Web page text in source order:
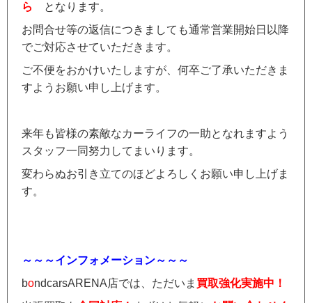
ら
となります。
お問合せ等の返信につきましても通常営業開始日以降
でご対応させていただきます。
ご不便をおかけいたしますが、何卒ご了承いただきま
すようお願い申し上げます。
来年も皆様の素敵なカーライフの一助となれますよう
スタッフ一同努力してまいります。
変わらぬお引き立てのほどよろしくお願い申し上げま
す。
～～～インフォメーション～～～
bondcarsARENA店では、ただいま 買取強化実施中！